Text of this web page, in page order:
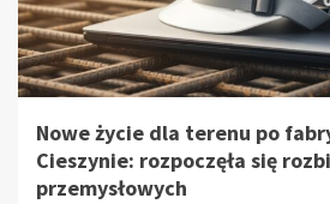
Nowe życie dla terenu po
Cieszynie: rozpoczęła się
przemysłowych